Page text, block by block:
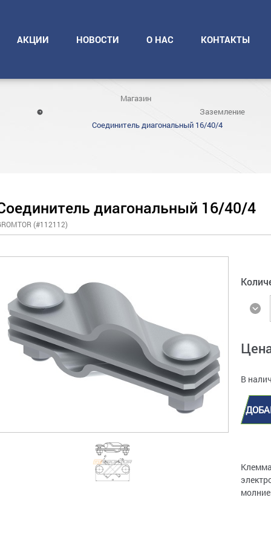
АКЦИИ НОВОСТИ О НАС КОНТАКТЫ
Магазин
Заземление
Соединитель диагональный 16/40/4
диагональный 16/40/4
(#112112)
В